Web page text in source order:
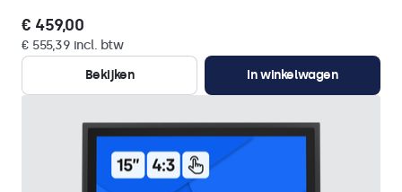
€ 459,00
€ 555,39 incl. btw
Bekijken
In winkelwagen